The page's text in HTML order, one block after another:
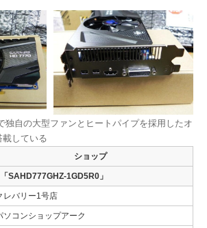
独自の大型ファンとヒートパイプを採用したオ
載している
ショップ
「SAHD777GHZ-1GD5R0」
レバリー1号店
ソコンショップアーク